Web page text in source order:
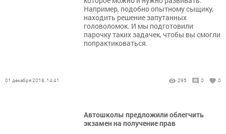
Например, подобно опытному сыщику,
находить решение запутанных
головоломок. И мы подготовили
парочку таких задачек, чтобы вы смогли
попрактиковаться.
01 декабря 2018, 14:41 295 0 0
Автошколы предложили облегчить
экзамен на получение прав